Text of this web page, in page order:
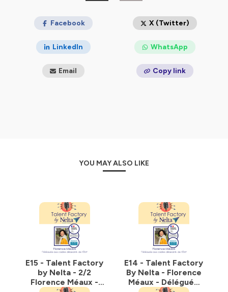
Facebook X (Twitter)
LinkedIn WhatsApp
Email Copy link
YOU MAY ALSO LIKE
E15 - Talent Factory
by Nelta - 2/2
Florence Méaux -
E14 - Talent Factory
By Nelta - Florence
Méaux - Déléguée